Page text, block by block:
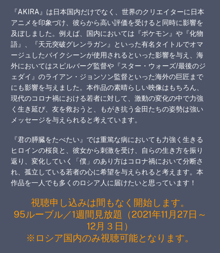
『AKIRA』は日本国内だけでなく、世界のクリエイターに日本
アニメを印象づけ、彼らから高い評価を受けると同時に影響を
及ぼしました。例えば、国内においては『ポケモン』や『化物
語』、『天元突破グレンラガン』といった有名タイトルでオマ
ージュしたバイクシーンが使用されるといった影響を与え、海
外においてはスピルバーグ監督や『スター・ウォーズ/最後のジ
ェダイ』のライアン・ジョンソン監督といった海外の巨匠まで
にも影響を与えました。本作品の素晴らしい映像はもちろん、
現代のコロナ禍における若者に対して、激動の変化の中で力強
く生き延び、友を救おうと、もがき抗う金田たちの姿勢は強い
メッセージを与えられると考えています。
『君の膵臓をたべたい』では重篤な病においても力強く生きる
ヒロインの桜良と、彼女から刺激を受け、自らの生き方を振り
返り、変化していく「僕」のあり方はコロナ禍において分断さ
れ、孤立している若者の心に希望を与えられると考えます。本
作品を一人でも多くのロシア人に届けたいと思っています！
視聴申し込みは間もなく開始します。
95ルーブル／1週間見放題（2021年11月27日～
12月３日）
※ロシア国内のみ視聴可能となります。